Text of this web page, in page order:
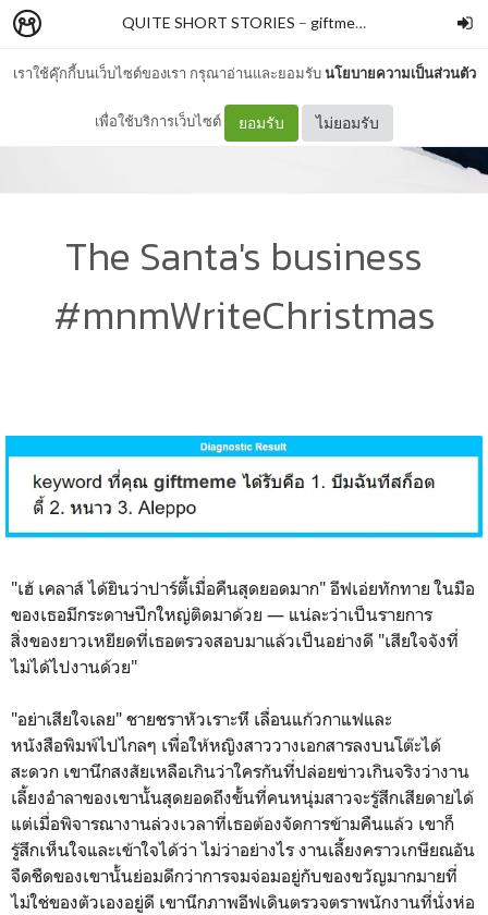
เราใช้คุ๊กกี้บนเว็บไซต์ของเรา กรุณาอ่านและยอมรับนโยบายความเป็นส่วนตัว
เพื่อใช้บริการเว็บไซต์ ยอมรับ ไม่ยอมรับ
QUITE SHORT STORIES – giftmeme
The Santa's business
#mnmWriteChristmas
"เฮ้ เคลาส์ ได้ยินว่าปาร์ตี้เมื่อคืนสุดยอดมาก" อีฟเอ่ยทักทาย ในมือ
ของเธอมีกระดาษปึกใหญ่ติดมาด้วย — แน่ละว่าเป็นรายการ
สิ่งของยาวเหยียดที่เธอตรวจสอบมาแล้วเป็นอย่างดี "เสียใจจังที่
ไม่ได้ไปงานด้วย"
"อย่าเสียใจเลย" ชายชราหัวเราะหึ เลื่อนแก้วกาแฟและ
หนังสือพิมพ์ไปไกลๆ เพื่อให้หญิงสาววางเอกสารลงบนโต๊ะได้
สะดวก เขานึกสงสัยเหลือเกินว่าใครกันที่ปล่อยข่าวเกินจริงว่างาน
เลี้ยงอำลาของเขานั้นสุดยอดถึงขั้นที่คนหนุ่มสาวจะรู้สึกเสียดายได้
แต่เมื่อพิจารณางานล่วงเวลาที่เธอต้องจัดการข้ามคืนแล้ว เขาก็
รู้สึกเห็นใจและเข้าใจได้ว่า ไม่ว่าอย่างไร งานเลี้ยงคราวเกษียณอัน
จืดชืดของเขานั้นย่อมดีกว่าการจมจ่อมอยู่กับของขวัญมากมายที่
ไม่ใช่ของตัวเองอยู่ดี เขานึกภาพอีฟเดินตรวจตราพนักงานที่นั่งห่อ